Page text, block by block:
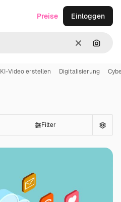
LöschenNach
Preise Einloggen
Video erstellen Digitalisierung
Filter